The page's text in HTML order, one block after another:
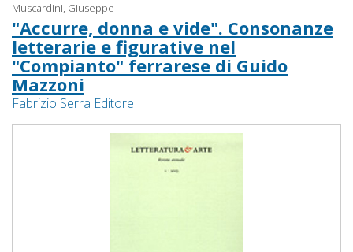
Muscardini, Giuseppe
"Accurre, donna e vide". Consonanze
letterarie e figurative nel
"Compianto" ferrarese di Guido
Mazzoni
Fabrizio Serra Editore